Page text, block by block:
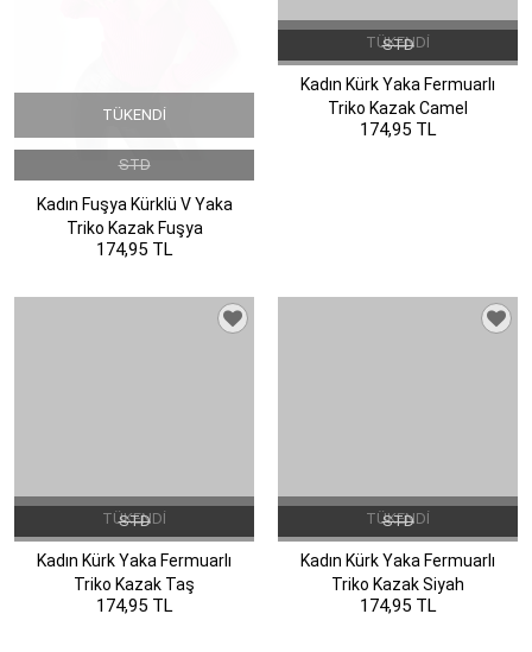
TÜKENDI
STD
Kadın Fuşya Kürklü V Yaka
Triko Kazak Fuşya
174,95 TL
TÜKENDI
STD
Kadın Kürk Yaka Fermuarlı
Triko Kazak Camel
174,95 TL
TÜKENDI
STD
Kadın Kürk Yaka Fermuarlı
Triko Kazak Taş
174,95 TL
TÜKENDI
STD
Kadın Kürk Yaka Fermuarlı
Triko Kazak Siyah
174,95 TL